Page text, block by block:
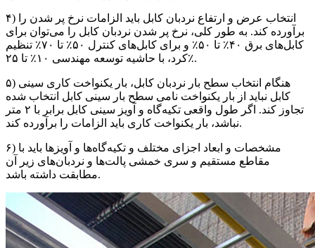
۴) انتخاب عرض و ارتفاع نردبان کابل باید الزامات نرخ پر شدن را
برآورده کند. به طور کلی، نرخ پر شدن نردبان کابل را می‌توان برای
کابل‌های برق ۴۰٪ تا ۵۰٪ و برای کابل‌های کنترل ۵۰٪ تا ۷۰٪ تنظیم
کرد، با حاشیه توسعه مهندسی ۱۰٪ تا ۲۵٪.
۵) هنگام انتخاب سطح بار نردبان کابل، بار یکنواخت کاری سینی
کابل نباید از بار یکنواخت نامی سطح بار سینی کابل انتخاب شده
تجاوز کند. اگر طول واقعی تکیه‌گاه و آویز سینی کابل برابر با ۲ متر
نباشد، بار یکنواخت کاری باید الزامات را برآورده کند.
۶) مشخصات و ابعاد اجزای مختلف و تکیه‌گاه‌ها و آویزها باید با
مقاطع مستقیم و سری خمشی پالت‌ها و نردبان‌های زیر آن
مطابقت داشته باشد.